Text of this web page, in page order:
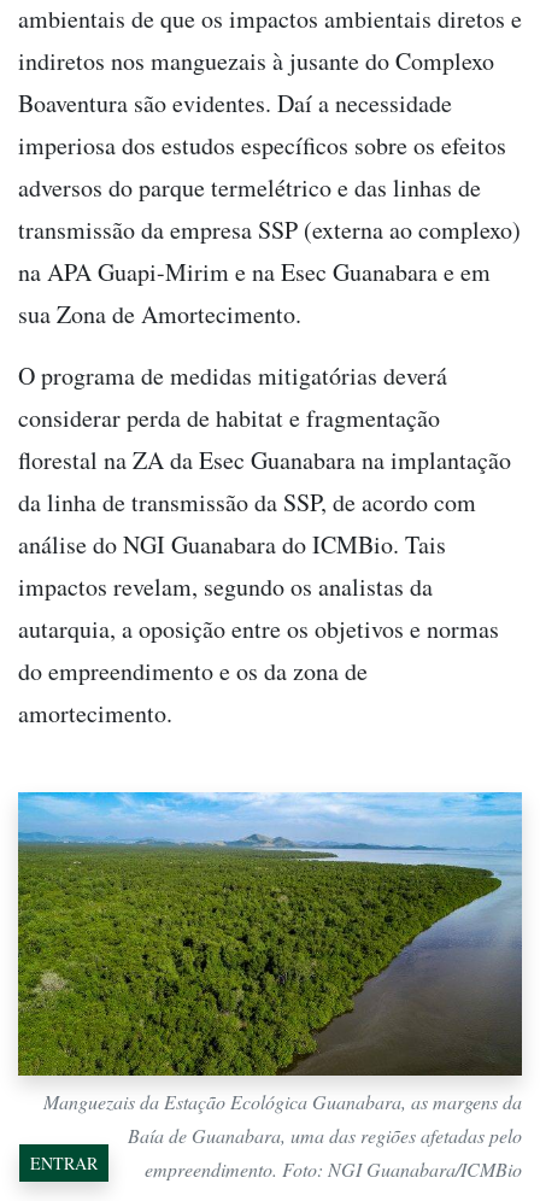
ambientais de que os impactos ambientais diretos e
indiretos nos manguezais à jusante do Complexo
Boaventura são evidentes. Daí a necessidade
imperiosa dos estudos específicos sobre os efeitos
adversos do parque termelétrico e das linhas de
transmissão da empresa SSP (externa ao complexo)
na APA Guapi-Mirim e na Esec Guanabara e em
sua Zona de Amortecimento.
O programa de medidas mitigatórias deverá
considerar perda de habitat e fragmentação
florestal na ZA da Esec Guanabara na implantação
da linha de transmissão da SSP, de acordo com
análise do NGI Guanabara do ICMBio. Tais
impactos revelam, segundo os analistas da
autarquia, a oposição entre os objetivos e normas
do empreendimento e os da zona de
amortecimento.
Manguezais da Estação Ecológica Guanabara, as margens da
Baía de Guanabara, uma das regiões afetadas pelo
empreendimento. Foto: NGI Guanabara/ICMBio
ENTRAR